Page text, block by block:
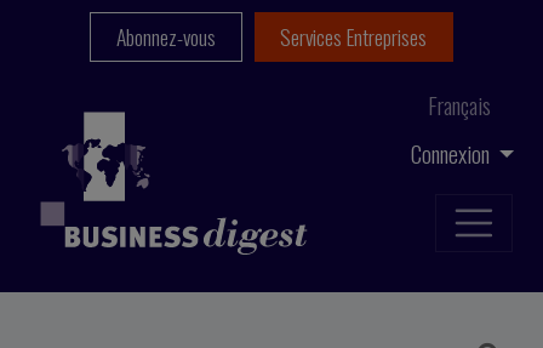
Connexion
Français
Abonnez-vous Services Entreprises